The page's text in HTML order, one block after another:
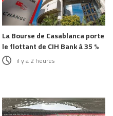
La Bourse de Casablanca porte
le flottant de CIH Bank à 35 %
il y a 2 heures